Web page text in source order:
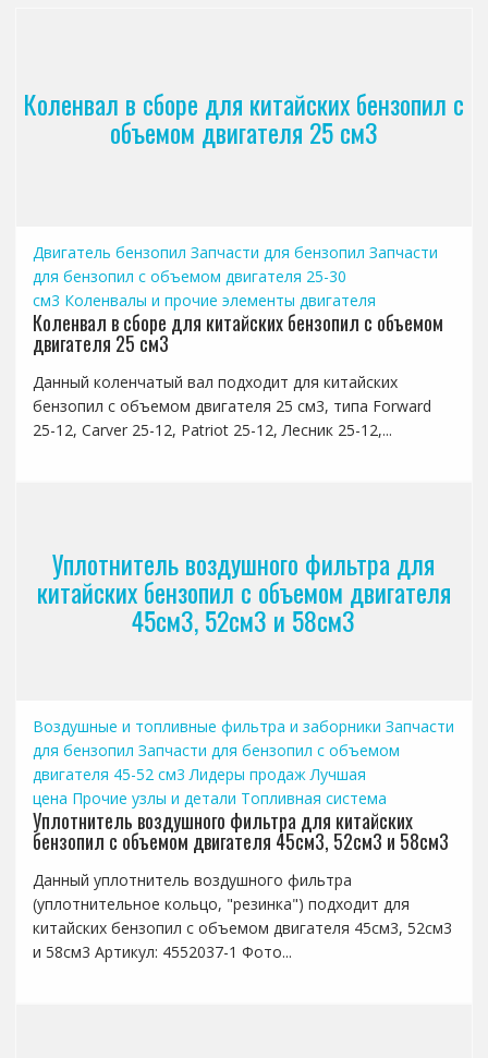
Коленвал в сборе для китайских бензопил с
объемом двигателя 25 см3
Двигатель бензопил Запчасти для бензопил Запчасти
для бензопил с объемом двигателя 25-30
см3 Коленвалы и прочие элементы двигателя
Коленвал в сборе для китайских бензопил с объемом
двигателя 25 см3
Данный коленчатый вал подходит для китайских
бензопил с объемом двигателя 25 см3, типа Forward
25-12, Carver 25-12, Patriot 25-12, Лесник 25-12,...
Уплотнитель воздушного фильтра для
китайских бензопил с объемом двигателя
45см3, 52см3 и 58см3
Воздушные и топливные фильтра и заборники Запчасти
для бензопил Запчасти для бензопил с объемом
двигателя 45-52 см3 Лидеры продаж Лучшая
цена Прочие узлы и детали Топливная система
Уплотнитель воздушного фильтра для китайских
бензопил с объемом двигателя 45см3, 52см3 и 58см3
Данный уплотнитель воздушного фильтра
(уплотнительное кольцо, "резинка") подходит для
китайских бензопил с объемом двигателя 45см3, 52см3
и 58см3 Артикул: 4552037-1 Фото...